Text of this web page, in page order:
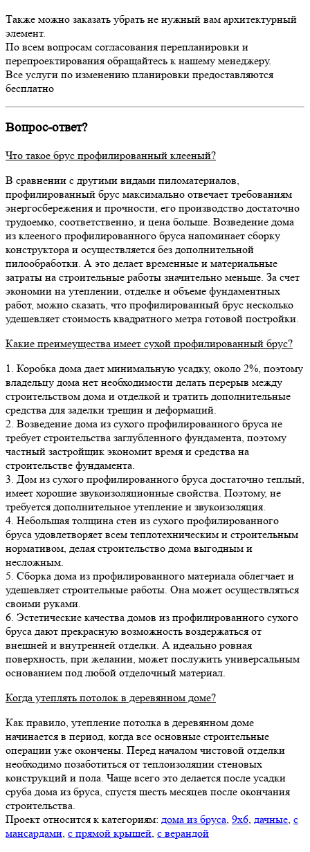
Также можно заказать убрать не нужный вам архитектурный
элемент.
По всем вопросам согласования перепланировки и
перепроектирования обращайтесь к нашему менеджеру.
Все услуги по изменению планировки предоставляются
бесплатно
Вопрос-ответ?
Что такое брус профилированный клееный?
В сравнении с другими видами пиломатериалов,
профилированный брус максимально отвечает требованиям
энергосбережения и прочности, его производство достаточно
трудоемко, соответственно, и цена больше. Возведение дома
из клееного профилированного бруса напоминает сборку
конструктора и осуществляется без дополнительной
пилообработки. А это делает временные и материальные
затраты на строительные работы значительно меньше. За счет
экономии на утеплении, отделке и объеме фундаментных
работ, можно сказать, что профилированный брус несколько
удешевляет стоимость квадратного метра готовой постройки.
Какие преимеущества имеет сухой профилированный брус?
1. Коробка дома дает минимальную усадку, около 2%, поэтому
владельцу дома нет необходимости делать перерыв между
строительством дома и отделкой и тратить дополнительные
средства для заделки трещин и деформаций.
2. Возведение дома из сухого профилированного бруса не
требует строительства заглубленного фундамента, поэтому
частный застройщик экономит время и средства на
строительстве фундамента.
3. Дом из сухого профилированного бруса достаточно теплый,
имеет хорошие звукоизоляционные свойства. Поэтому, не
требуется дополнительное утепление и звукоизоляция.
4. Небольшая толщина стен из сухого профилированного
бруса удовлетворяет всем теплотехническим и строительным
нормативом, делая строительство дома выгодным и
несложным.
5. Сборка дома из профилированного материала облегчает и
удешевляет строительные работы. Она может осуществляться
своими руками.
6. Эстетические качества домов из профилированного сухого
бруса дают прекрасную возможность воздержаться от
внешней и внутренней отделки. А идеально ровная
поверхность, при желании, может послужить универсальным
основанием под любой отделочный материал.
Когда утеплять потолок в деревянном доме?
Как правило, утепление потолка в деревянном доме
начинается в период, когда все основные строительные
операции уже окончены. Перед началом чистовой отделки
необходимо позаботиться от теплоизоляции стеновых
конструкций и пола. Чаще всего это делается после усадки
сруба дома из бруса, спустя шесть месяцев после окончания
строительства.
Проект относится к категориям: дома из бруса, 9х6, дачные, с
мансардами, с прямой крышей, с верандой